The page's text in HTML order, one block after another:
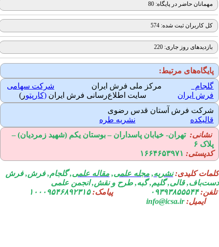
مهمانان حاضر در پایگاه: 80
کل کاربران ثبت شده: 574
بازدیدهای روز جاری: 220
پایگاه‌های مرتبط:
گلجام
مرکز ملی فرش ایران
شرکت سهامی
فرش ایران سایت اطلاع‌رسانی فرش ایران(کارپتور)
شرکت فرش آستان قدس رضوی
قالیکده
نشریه طره
نشانی: تهران-خیابان پاسداران – بوستان یکم (شهید زمردیان) –
پلاک ۶
کدپستی:۱۶۶۴۶۵۳۹۷۱
کلیدی: نشریه,مجله علمی,مقاله علمی, گلجام, فرش, فرش
قالی, گلیم, گبه, طرح و نقش, انجمن علمی
۰۹۳۹۳۸۵۵۵۴۴ پیامک:
۱۰۰۰۹۵۴۶۸۹۲۳۱۵
ایمیل:info@icsa.ir